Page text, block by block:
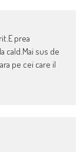
prea
cald.Mai sus de
pe cei care il